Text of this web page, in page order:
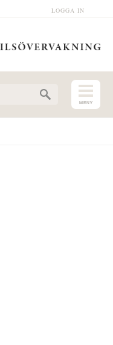
LOGGA IN